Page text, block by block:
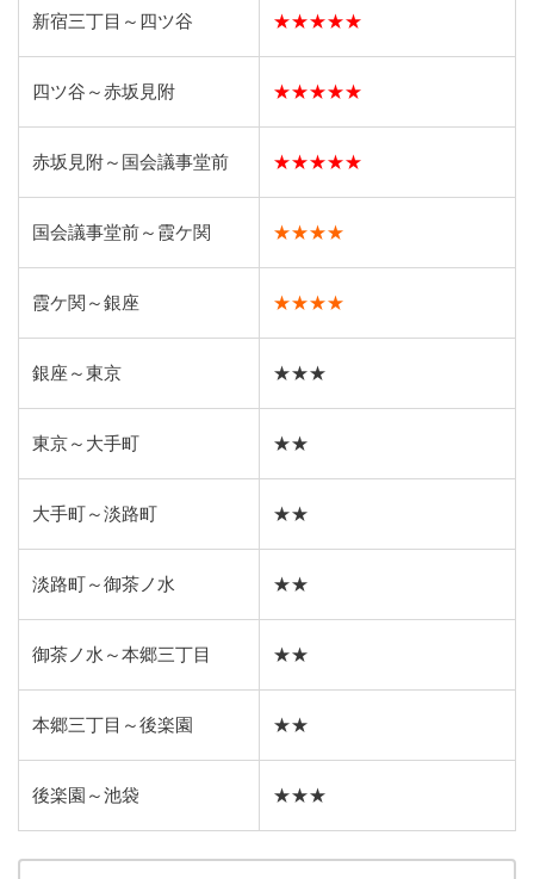
新宿三丁目～四ツ谷 ★★★★★
四ツ谷～赤坂見附 ★★★★★
赤坂見附～国会議事堂前 ★★★★★
国会議事堂前～霞ケ関 ★★★★
霞ケ関～銀座 ★★★★
銀座～東京 ★★★
東京～大手町 ★★
大手町～淡路町 ★★
淡路町～御茶ノ水 ★★
御茶ノ水～本郷三丁目 ★★
本郷三丁目～後楽園 ★★
後楽園～池袋 ★★★